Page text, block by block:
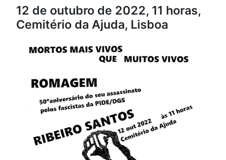
12 de outubro de 2022, 11 horas,
Cemitério da Ajuda, Lisboa